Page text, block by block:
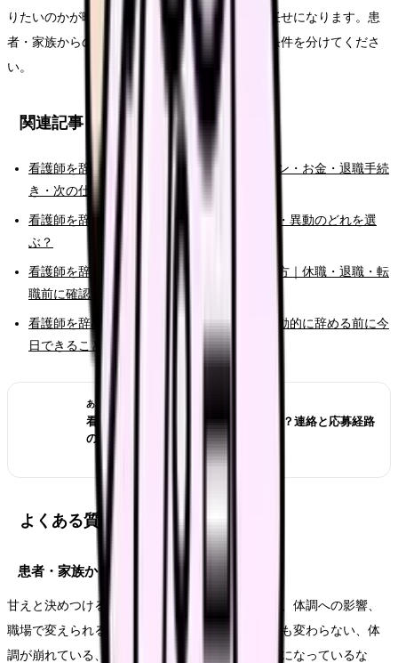
りたいのかが曖昧なままだと、次の選択肢が運任せになります。患
者・家族からの暴言で辞めたい時こそ、原因と条件を分けてくださ
い。
関連記事
看護師を辞めたい時の完全ガイド。限界サイン・お金・退職手続
き・次の仕事まで整理
看護師を辞めたい時の判断基準｜転職・休職・異動のどれを選
ぶ？
看護師を辞めたいけどお金が不安な時の考え方｜休職・退職・転
職前に確認すること
看護師を辞めたいと強く思った時の初動｜衝動的に辞める前に今
日できること
あわせて読みたい
看護師転職サイトは複数登録していい？連絡と応募経路
の管理方法
よくある質問
患者・家族からの暴言のは甘えですか？
甘えと決めつける必要はありません。悩みの原因、体調への影響、
職場で変えられる余地を分けて見ます。相談しても変わらない、体
調が崩れている、次の職場で避けたい条件が明確になっているな